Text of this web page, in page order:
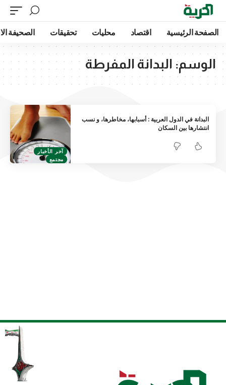
الصفحة الرئيسية اقتصاد محليات تحقيقات الصحيفة
الوسم: البدانة المفرطة
آخر الأخبار
مجتمع
البدانة في الدول العربية : أسبابها، مخاطرها، و نسب
انتشارها بين السكان